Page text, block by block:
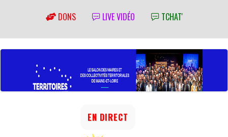
DONS LIVE VIDÉO TCHAT'
EN DIRECT